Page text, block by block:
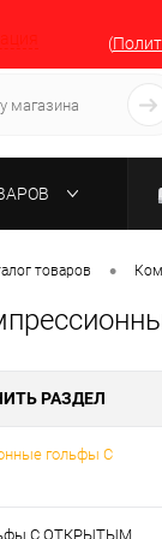
(
товаров •
РАЗДЕЛ
гольфы С
С ОТКРЫТЫМ